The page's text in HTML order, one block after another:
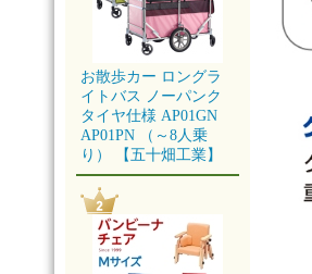
お散歩カー ロングラ
イトバス ノーパンク
タイヤ仕様 AP01GN
AP01PN （～8人乗
り） 【五十畑工業】